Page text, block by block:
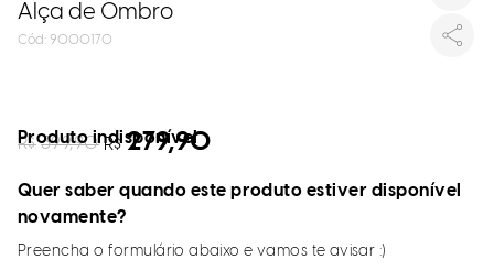
Alça de Ombro
: 9000170
R$ 399,90 R$ 279,90
Produto indisponível
Quer saber quando este produto estiver disponível
novamente?
Preencha o formulário abaixo e vamos te avisar :)